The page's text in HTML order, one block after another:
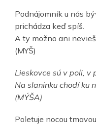
Podnájomník u nás
prichádza keď spíš.
A ty možno ani
(MYŠ)
Lieskovce sú v poli, v
Na slaninku chodí ku
(MÝŠA)
Poletuje nocou